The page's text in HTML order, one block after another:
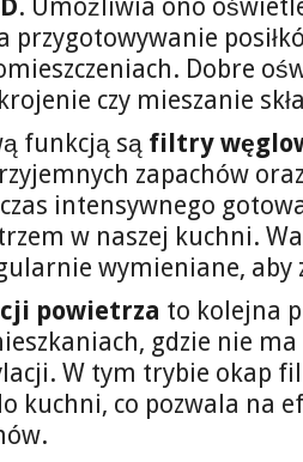
. Umożliwia ono
przygotowywanie
Dobre
czy mieszanie
funkcją są filtry
zapachów
intensywnego
w naszej kuchni.
wymieniane, aby
powietrza to kolejna
gdzie nie
W tym trybie okap
kuchni, co pozwala na